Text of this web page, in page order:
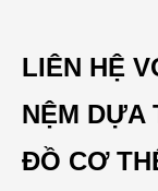
LIÊN HỆ
NỆM DỰA
ĐỒ CƠ